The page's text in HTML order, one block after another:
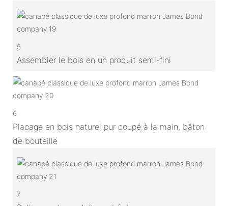
5
Assembler le bois en un produit semi-fini
6
Placage en bois naturel pur coupé à la main, bâton
de bouteille
7